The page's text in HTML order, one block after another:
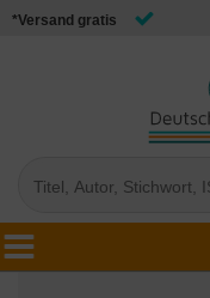
*Versand gratis